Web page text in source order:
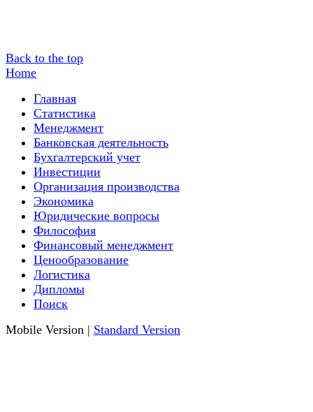
Back to the top
Home
Главная
Статистика
Менеджмент
Банковская деятельность
Бухгалтерский учет
Инвестиции
Организация производства
Экономика
Юридические вопросы
Философия
Финансовый менеджмент
Ценообразование
Логистика
Дипломы
Поиск
Mobile Version | Standard Version